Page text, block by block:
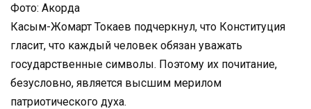
Фото: Акорда
Касым-Жомарт Токаев подчеркнул, что Конституция
гласит, что каждый человек обязан уважать
государственные символы. Поэтому их почитание,
безусловно, является высшим мерилом
патриотического духа.